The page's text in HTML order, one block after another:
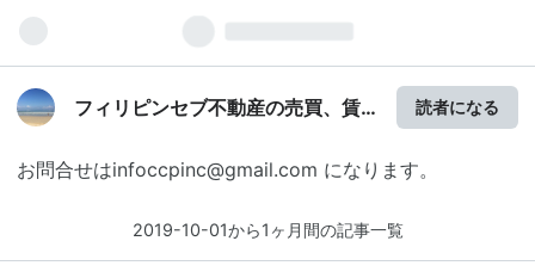
フィリピンセブ不動産の売買、賃
読者になる
お問合せはinfoccpinc@gmail.com になります。
2019-10-01から1ヶ月間の記事一覧